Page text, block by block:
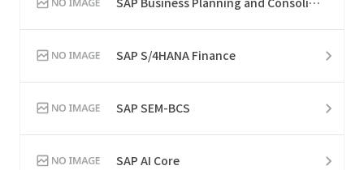
SAP S/4HANA Finance
SAP SEM-BCS
SAP AI Core